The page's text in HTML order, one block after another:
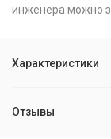
инженера можно
Характеристики
Отзывы